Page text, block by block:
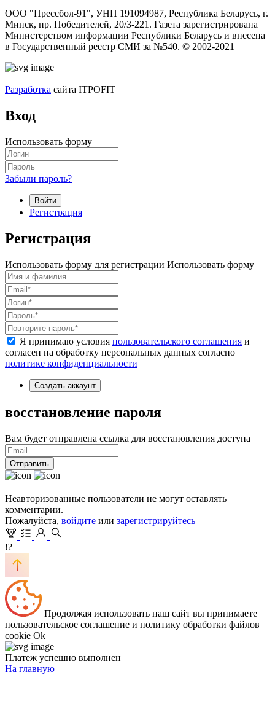
ООО "Прессбол-91", УНП 191094987, Республика Беларусь, г.
Минск, пр. Победителей, 20/3-221. Газета зарегистрирована
Министерством информации Республики Беларусь и внесена
в Государственный реестр СМИ за №540. © 2002-2021
Разработка сайта ITPOFIT
Вход
Использовать форму
Забыли пароль?
Войти
Регистрация
Регистрация
Использовать форму для регистрации Использовать форму
Я принимаю условия пользовательского соглашения и
согласен на обработку персональных данных согласно
политике конфиденциальности
Создать аккаунт
восстановление пароля
Вам будет отправлена ссылка для восстановления доступа
Отправить
Неавторизованные пользователи не могут оставлять
комментарии.
Пожалуйста, войдите или зарегистрируйтесь
!?
Продолжая использовать наш сайт вы принимаете
пользовательское соглашение и политику обработки файлов
cookie Ok
Платеж успешно выполнен
На главную